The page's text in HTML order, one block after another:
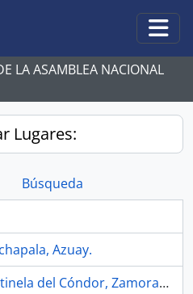
LA ASAMBLEA NACIONAL
Lugares:
Búsqueda
Azuay.
16 Años, Cantón Centinela del Cóndor, Zamora Chinchipe.